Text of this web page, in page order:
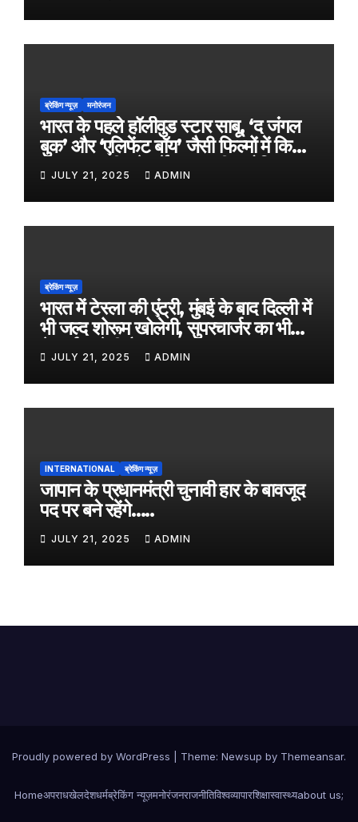
ब्रेकिंग न्यूज़ मनोरंजन
भारत के पहले हॉलीवुड स्टार साबू, ‘द जंगल
बुक’ और ‘एलिफेंट बॉय’ जैसी फिल्मों में किया
काम, जल्द ही बड़े पर्दे पर आएगी बायोपिक
JULY 21, 2025 ADMIN
ब्रेकिंग न्यूज़
भारत में टेस्ला की एंट्री, मुंबई के बाद दिल्ली में
भी जल्द शोरूम खोलेगी, सुपरचार्जर का भी
नेटवर्क करेगी तैयार
JULY 21, 2025 ADMIN
INTERNATIONAL ब्रेकिंग न्यूज़
जापान के प्रधानमंत्री चुनावी हार के बावजूद
पद पर बने रहेंगे…..
JULY 21, 2025 ADMIN
Proudly powered by WordPress Theme: Newsup by Themeansar.
Homeअपराधखेलदेशधर्मब्रेकिंग न्यूज़मनोरंजनराजनीतिविश्वव्यापारशिक्षास्वास्थ्यabout us;